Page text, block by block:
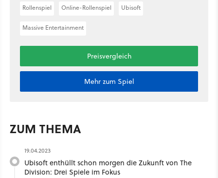
Rollenspiel Online-Rollenspiel Ubisoft
Massive Entertainment
Preisvergleich
Mehr zum Spiel
ZUM THEMA
19.04.2023
Ubisoft enthüllt schon morgen die Zukunft von The
Division: Drei Spiele im Fokus